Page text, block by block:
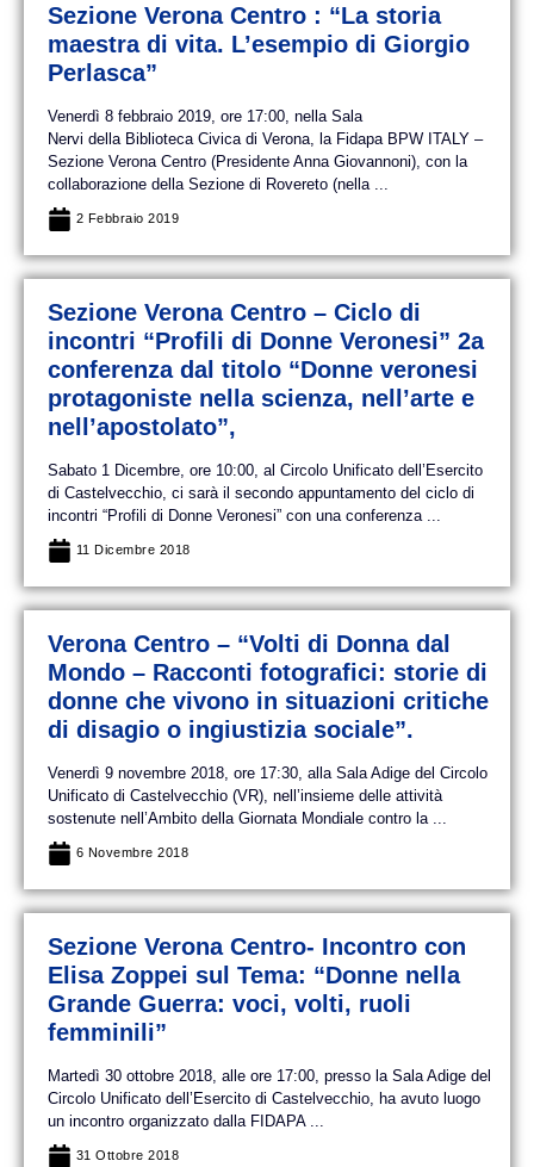
Sezione Verona Centro : “La storia
maestra di vita. L’esempio di Giorgio
Perlasca”
Venerdì 8 febbraio 2019, ore 17:00, nella Sala
Nervi della Biblioteca Civica di Verona, la Fidapa BPW ITALY –
Sezione Verona Centro (Presidente Anna Giovannoni), con la
collaborazione della Sezione di Rovereto (nella ...
2 Febbraio 2019
Sezione Verona Centro – Ciclo di
incontri “Profili di Donne Veronesi” 2a
conferenza dal titolo “Donne veronesi
protagoniste nella scienza, nell’arte e
nell’apostolato”,
Sabato 1 Dicembre, ore 10:00, al Circolo Unificato dell’Esercito
di Castelvecchio, ci sarà il secondo appuntamento del ciclo di
incontri “Profili di Donne Veronesi” con una conferenza ...
11 Dicembre 2018
Verona Centro – “Volti di Donna dal
Mondo – Racconti fotografici: storie di
donne che vivono in situazioni critiche
di disagio o ingiustizia sociale”.
Venerdì 9 novembre 2018, ore 17:30, alla Sala Adige del Circolo
Unificato di Castelvecchio (VR), nell’insieme delle attività
sostenute nell’Ambito della Giornata Mondiale contro la ...
6 Novembre 2018
Sezione Verona Centro- Incontro con
Elisa Zoppei sul Tema: “Donne nella
Grande Guerra: voci, volti, ruoli
femminili”
Martedì 30 ottobre 2018, alle ore 17:00, presso la Sala Adige del
Circolo Unificato dell’Esercito di Castelvecchio, ha avuto luogo
un incontro organizzato dalla FIDAPA ...
31 Ottobre 2018